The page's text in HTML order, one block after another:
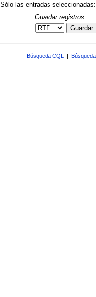
Sólo las entradas seleccionadas:
Guardar registros:
Guardar
Búsqueda CQL